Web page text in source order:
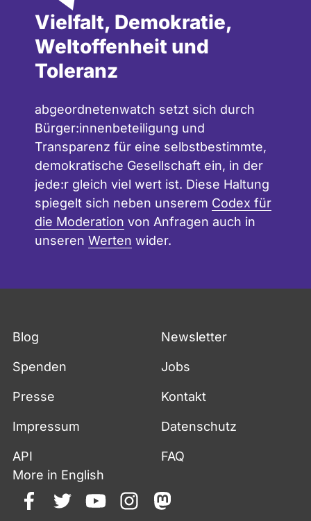
Vielfalt, Demokratie,
Weltoffenheit und
Toleranz
abgeordnetenwatch setzt sich durch
Bürger:innenbeteiligung und
Transparenz für eine selbstbestimmte,
demokratische Gesellschaft ein, in der
jede:r gleich viel wert ist. Diese Haltung
spiegelt sich neben unserem Codex für
die Moderation von Anfragen auch in
unseren Werten wider.
Blog Newsletter
Spenden Jobs
Presse Kontakt
Impressum Datenschutz
API
FAQ
More in English
facebooktwitteryoutubeinstagrammastodon